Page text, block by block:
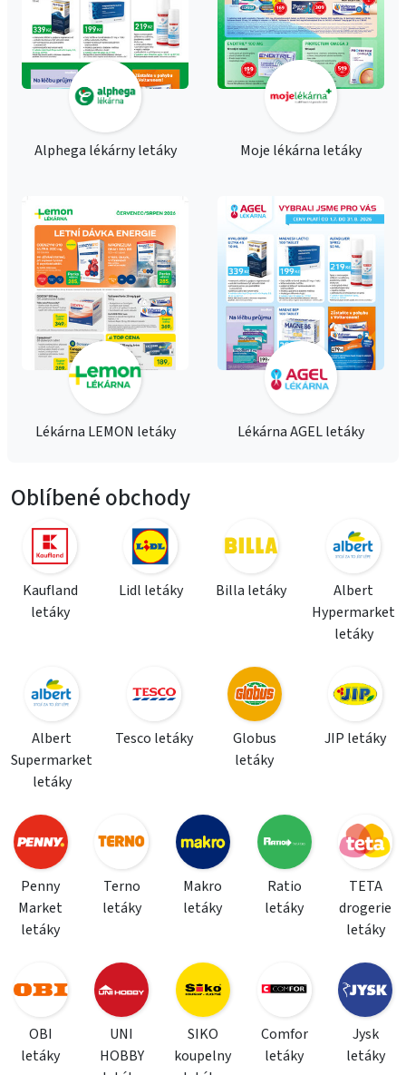
Alphega lékárny letáky Moje lékárna letáky
Lékárna LEMON letáky Lékárna AGEL letáky
Oblíbené obchody
Kaufland
letáky
Lidl letáky Billa letáky
Albert
Hypermarket
letáky
Albert
Supermarket
letáky
Tesco letáky
Globus
letáky
JIP letáky
Penny
Market
letáky
Terno
letáky
Makro
letáky
Ratio
letáky
TETA
drogerie
letáky
OBI
letáky
UNI
HOBBY
SIKO
koupelny
Comfor
letáky
Jysk
letáky